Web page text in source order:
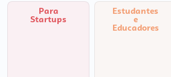
Para
Startups
Estudantes
e
Educadores